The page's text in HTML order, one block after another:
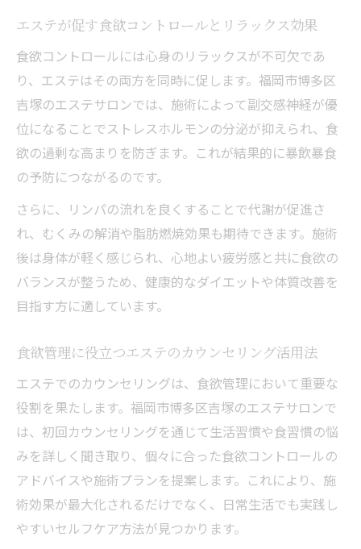
エステが促す食欲コントロールとリラックス効果
食欲コントロールには心身のリラックスが不可欠であ
り、エステはその両方を同時に促します。福岡市博多区
吉塚のエステサロンでは、施術によって副交感神経が優
位になることでストレスホルモンの分泌が抑えられ、食
欲の過剰な高まりを防ぎます。これが結果的に暴飲暴食
の予防につながるのです。
さらに、リンパの流れを良くすることで代謝が促進さ
れ、むくみの解消や脂肪燃焼効果も期待できます。施術
後は身体が軽く感じられ、心地よい疲労感と共に食欲の
バランスが整うため、健康的なダイエットや体質改善を
目指す方に適しています。
食欲管理に役立つエステのカウンセリング活用法
エステでのカウンセリングは、食欲管理において重要な
役割を果たします。福岡市博多区吉塚のエステサロンで
は、初回カウンセリングを通じて生活習慣や食習慣の悩
みを詳しく聞き取り、個々に合った食欲コントロールの
アドバイスや施術プランを提案します。これにより、施
術効果が最大化されるだけでなく、日常生活でも実践し
やすいセルフケア方法が見つかります。